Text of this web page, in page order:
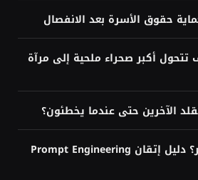
حقوق الأسرة بعد الانفصال
أكبر صحراء ملحية إلى مرآة
الآخرين حتى عندما يخطئون؟
ما هي هندسة الأوامر؟ دليل إتقان Prompt Engineering